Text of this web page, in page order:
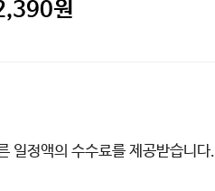
원
일정액의 수수료를 제공받습니다.